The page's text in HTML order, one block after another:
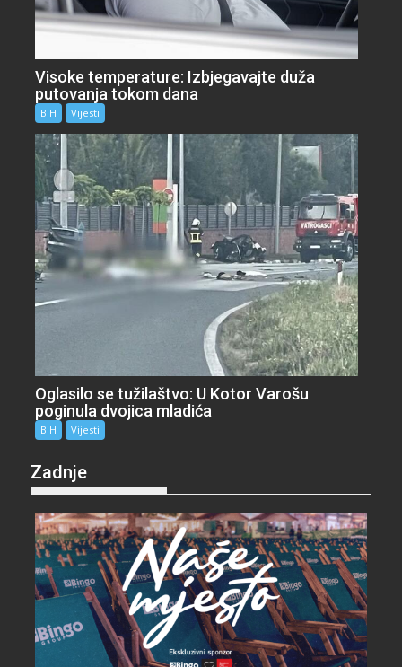
Visoke temperature: Izbjegavajte duža
putovanja tokom dana
BiH Vijesti
Oglasilo se tužilaštvo: U Kotor Varošu
poginula dvojica mladića
BiH Vijesti
Zadnje